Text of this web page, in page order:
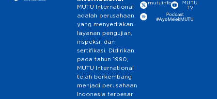
MUTU International
adalah perusahaan
yang menyediakan
layanan pengujian,
inspeksi, dan
sertifikasi. Didirikan
pada tahun 1990,
MUTU International
telah berkembang
menjadi perusahaan
Indonesia terbesar
mutuinfo
MUTU
TV
Podcast
#AyoMelekMUTU